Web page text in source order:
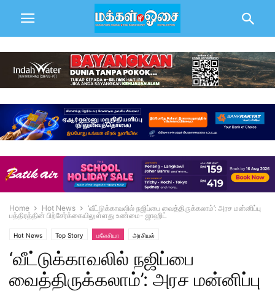
Home Hot News
‘வீட்டுக்காவலில் நஜிப்பை வைத்திருக்கலாம்’: அரச மன்னிப்பு
பத்திரத்தின் பிற்சேர்க்கையிலுள்ளது உண்மை- ஜாஹிட்
Hot News Top Story மலேசியா அரசியல்
‘வீட்டுக்காவலில் நஜிப்பை
வைத்திருக்கலாம்’: அரச மன்னிப்பு